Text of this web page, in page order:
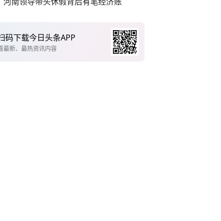
码下载今日头条APP
最新、最热资讯内容